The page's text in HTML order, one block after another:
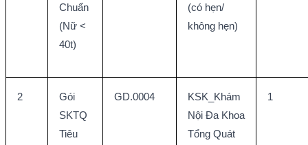
Chuẩn
(Nữ <
40t)
(có hẹn/
không hẹn)
2
Gói
SKTQ
Tiêu
GD.0004
KSK_Khám
Nội Đa Khoa
Tổng Quát
1